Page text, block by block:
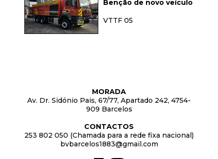
Benção de novo veículo
VTTF 05
MORADA
Av. Dr. Sidónio Pais, 67/77, Apartado 242, 4754-
909 Barcelos
CONTACTOS
253 802 050 (Chamada para a rede fixa nacional)
bvbarcelos1883@gmail.com